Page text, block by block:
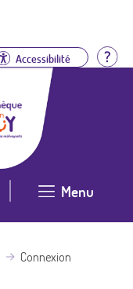
Accessibilité
Menu
Connexion